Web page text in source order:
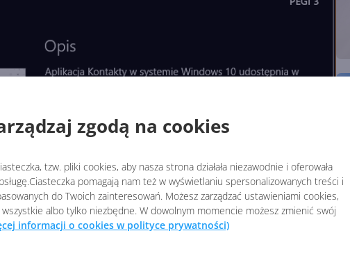
zgodą na cookies
tzw. pliki cookies, aby nasza strona działała niezawodnie i oferowała
pomagają nam też w wyświetlaniu spersonalizowanych treści i
do Twoich zainteresowań. Możesz zarządzać ustawieniami cookies,
albo tylko niezbędne. W dowolnym momencie możesz zmienić swój
informacji o cookies w polityce prywatności)